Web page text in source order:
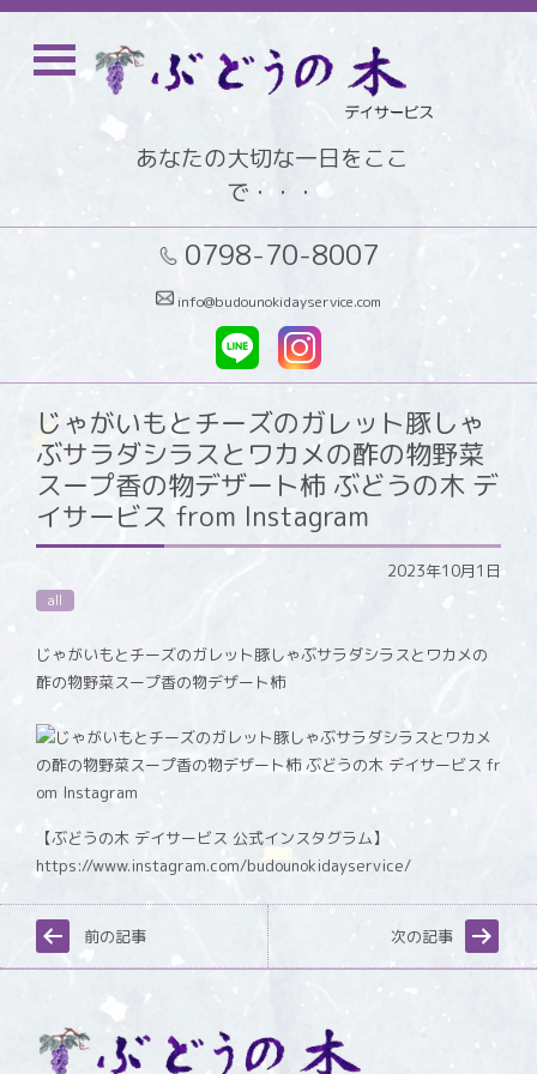
あなたの大切な一日をここ
で・・・
0798-70-8007
info@budounokidayservice.com
じゃがいもとチーズのガレット豚しゃ
ぶサラダシラスとワカメの酢の物野菜
スープ香の物デザート柿 ぶどうの木 デ
イサービス from Instagram
2023年10月1日
all
じゃがいもとチーズのガレット豚しゃぶサラダシラスとワカメの
酢の物野菜スープ香の物デザート柿
【ぶどうの木 デイサービス 公式インスタグラム】
https://www.instagram.com/budounokidayservice/
前の記事 次の記事